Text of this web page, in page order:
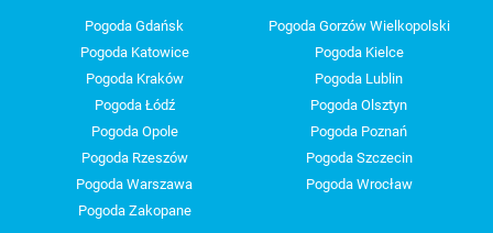
Pogoda Gdańsk
Pogoda Gorzów Wielkopolski
Pogoda Katowice
Pogoda Kielce
Pogoda Kraków
Pogoda Lublin
Pogoda Łódź
Pogoda Olsztyn
Pogoda Opole
Pogoda Poznań
Pogoda Rzeszów
Pogoda Szczecin
Pogoda Warszawa
Pogoda Wrocław
Pogoda Zakopane